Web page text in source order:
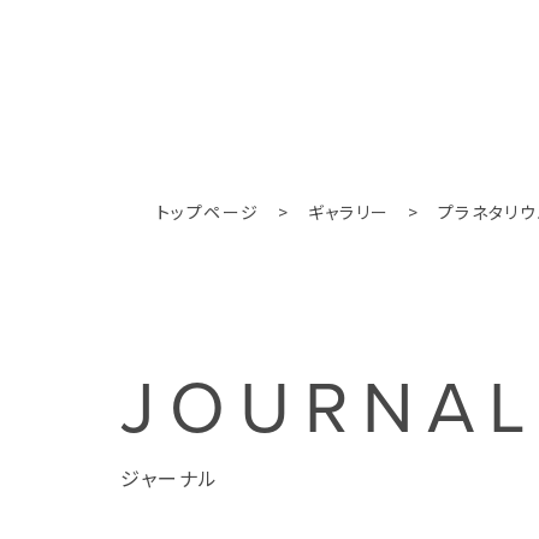
トップページ > ギャラリー > プラネタリ
JOURNAL
ジャーナル